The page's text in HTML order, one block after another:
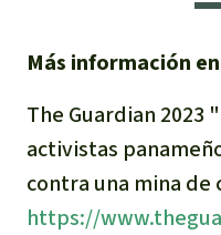
Más información
The Guardian
activistas
contra una mina de
https://